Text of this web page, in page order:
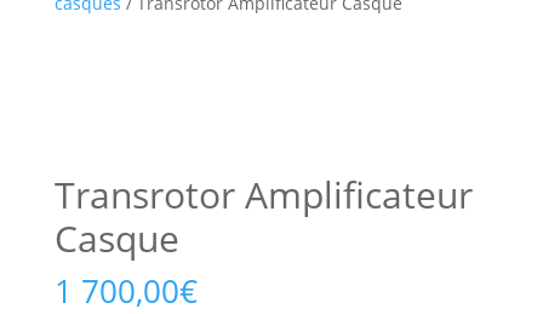
Transrotor Amplificateur
Casque
1 700,00€